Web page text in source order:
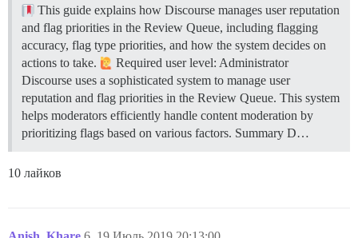
This guide explains how Discourse manages user reputation
and flag priorities in the Review Queue, including flagging
accuracy, flag type priorities, and how the system decides on
actions to take.
Required user level: Administrator
Discourse uses a sophisticated system to manage user
reputation and flag priorities in the Review Queue. This system
helps moderators efficiently handle content moderation by
prioritizing flags based on various factors. Summary D…
10 лайков